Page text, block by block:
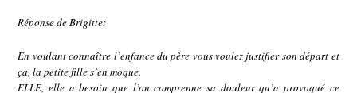
Réponse de Brigitte:
En voulant connaître l’enfance du père vous voulez justifier son départ et
ça, la petite fille s’en moque.
ELLE, elle a besoin que l’on comprenne sa douleur qu’a provoqué ce